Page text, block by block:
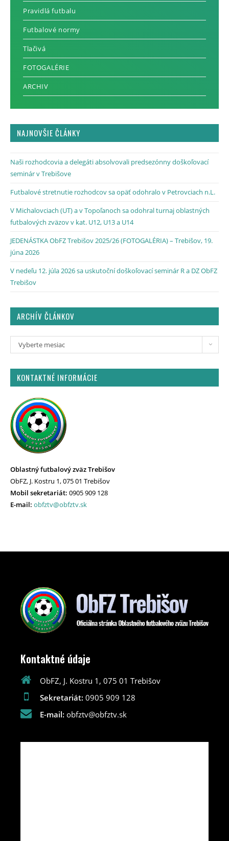
Pravidlá futbalu
Futbalové normy
Tlačivá
FOTOGALÉRIE
ARCHIV
NAJNOVŠIE ČLÁNKY
Naši rozhodcovia a delegáti absolvovali predsezónny doškoľovací
seminár v Trebišove
Futbalové stretnutie rozhodcov sa opäť odohralo v Petrovciach n.L.
V Michalovciach (UT) a v Topoľanoch sa odohral turnaj oblastných
futbalových zväzov v kat. U12, U13 a U14
JEDENÁSTKA ObFZ Trebišov 2025/26 (FOTOGALÉRIA) – Trebišov, 19.
júna 2026
V nedeľu 12. júla 2026 sa uskutoční doškoľovací seminár R a DZ ObFZ
Trebišov
ARCHÍV ČLÁNKOV
Vyberte mesiac
KONTAKTNÉ INFORMÁCIE
Oblastný futbalový zväz Trebišov
ObFZ, J. Kostru 1, 075 01 Trebišov
Mobil sekretariát: 0905 909 128
E-mail: obfztv@obfztv.sk
Kontaktné údaje
ObFZ, J. Kostru 1, 075 01 Trebišov
Sekretariát: 0905 909 128
E-mail: obfztv@obfztv.sk